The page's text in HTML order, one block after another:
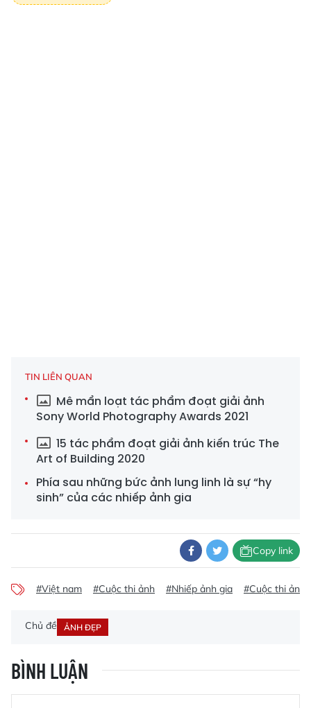
TIN LIÊN QUAN
Mê mẩn loạt tác phẩm đoạt giải ảnh
Sony World Photography Awards 2021
15 tác phẩm đoạt giải ảnh kiến trúc The
Art of Building 2020
Phía sau những bức ảnh lung linh là sự “hy
sinh” của các nhiếp ảnh gia
Copy link
#Việt nam #Cuộc thi ảnh #Nhiếp ảnh gia #Cuộc thi ảnh
Chủ đề ẢNH ĐẸP
BÌNH LUẬN